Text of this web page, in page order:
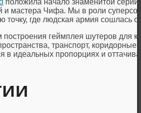
положила начало знаменитой
и мастера Чифа. Мы в роли
точку, где людская армия сошлась
построения геймплея шутеров для
транспорт, коридорные
в идеальных пропорциях и